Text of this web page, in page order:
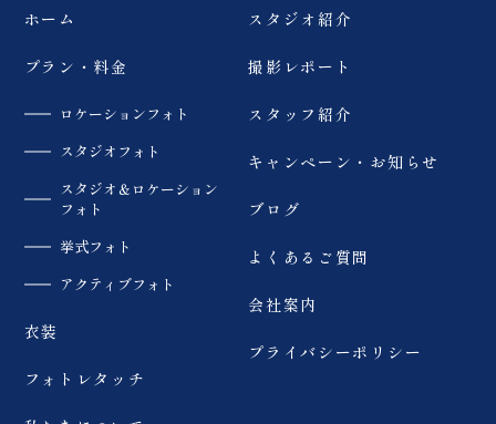
ホーム
プラン・料金
ロケーションフォト
スタジオフォト
スタジオ＆ロケーション
フォト
挙式フォト
アクティブフォト
衣装
フォトレタッチ
スタジオ紹介
撮影レポート
スタッフ紹介
キャンペーン・お知らせ
ブログ
よくあるご質問
会社案内
プライバシーポリシー